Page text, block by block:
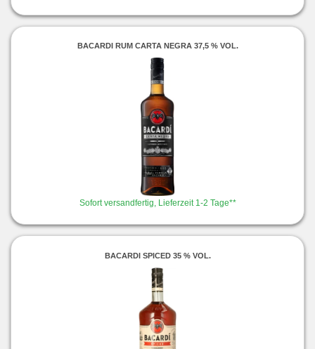
BACARDI RUM CARTA NEGRA 37,5 % VOL.
Sofort versandfertig, Lieferzeit 1-2 Tage**
BACARDI SPICED 35 % VOL.